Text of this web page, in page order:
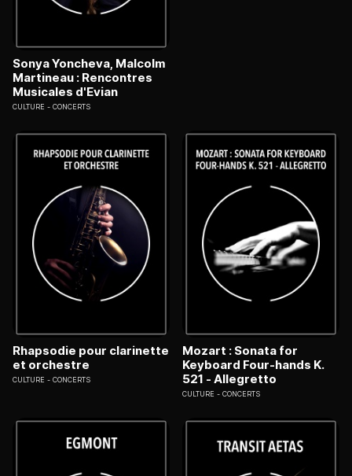
Sonya Yoncheva, Malcolm
Martineau : Rencontres
Musicales d'Evian
CULTURE CONCERTS
Rhapsodie pour clarinette
et orchestre
CULTURE CONCERTS
Mozart : Sonata for
Keyboard Four-hands K.
521 - Allegretto
CULTURE CONCERTS